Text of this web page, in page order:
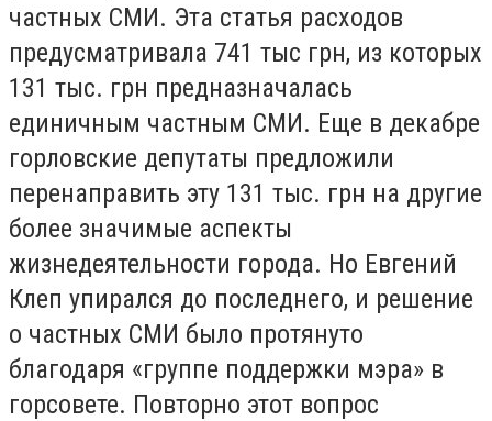
частных СМИ. Эта статья расходов
предусматривала 741 тыс грн, из которых
131 тыс. грн предназначалась
единичным частным СМИ. Еще в декабре
горловские депутаты предложили
перенаправить эту 131 тыс. грн на другие
более значимые аспекты
жизнедеятельности города. Но Евгений
Клеп упирался до последнего, и решение
о частных СМИ было протянуто
благодаря «группе поддержки мэра» в
горсовете. Повторно этот вопрос